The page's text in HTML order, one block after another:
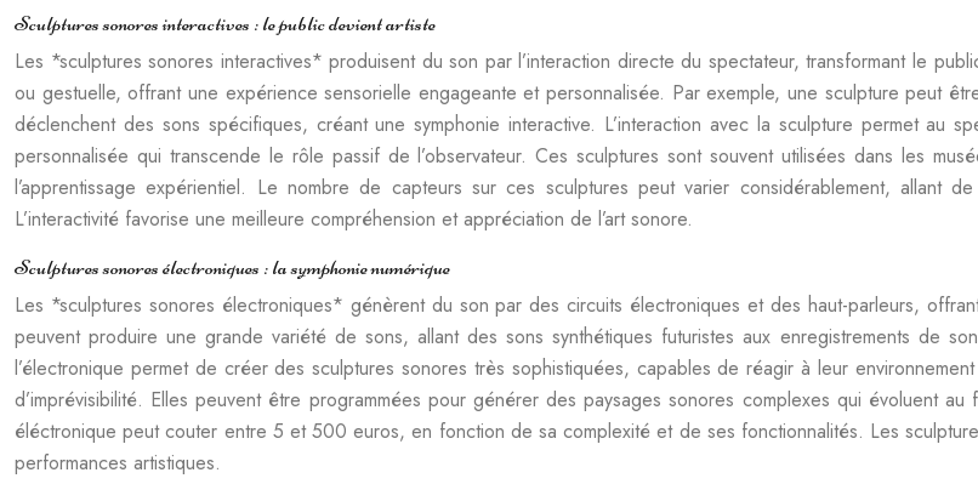
Sculptures sonores interactives : le public devient artiste
Les *sculptures sonores interactives* produisent du son par l’interaction directe du spectateur, transformant le
ou gestuelle, offrant une expérience sensorielle engageante et personnalisée. Par exemple, une sculpture peut
déclenchent des sons spécifiques, créant une symphonie interactive. L’interaction avec la sculpture permet
personnalisée qui transcende le rôle passif de l’observateur. Ces sculptures sont souvent utilisées dans les
l’apprentissage expérientiel. Le nombre de capteurs sur ces sculptures peut varier considérablement,
L’interactivité favorise une meilleure compréhension et appréciation de l’art sonore.
Sculptures sonores électroniques : la symphonie numérique
Les *sculptures sonores électroniques* génèrent du son par des circuits électroniques et des haut-parleurs,
peuvent produire une grande variété de sons, allant des sons synthétiques futuristes aux enregistrements de
l’électronique permet de créer des sculptures sonores très sophistiquées, capables de réagir à leur
d’imprévisibilité. Elles peuvent être programmées pour générer des paysages sonores complexes qui évoluent
éléctronique peut couter entre 5 et 500 euros, en fonction de sa complexité et de ses fonctionnalités. Les
performances artistiques.